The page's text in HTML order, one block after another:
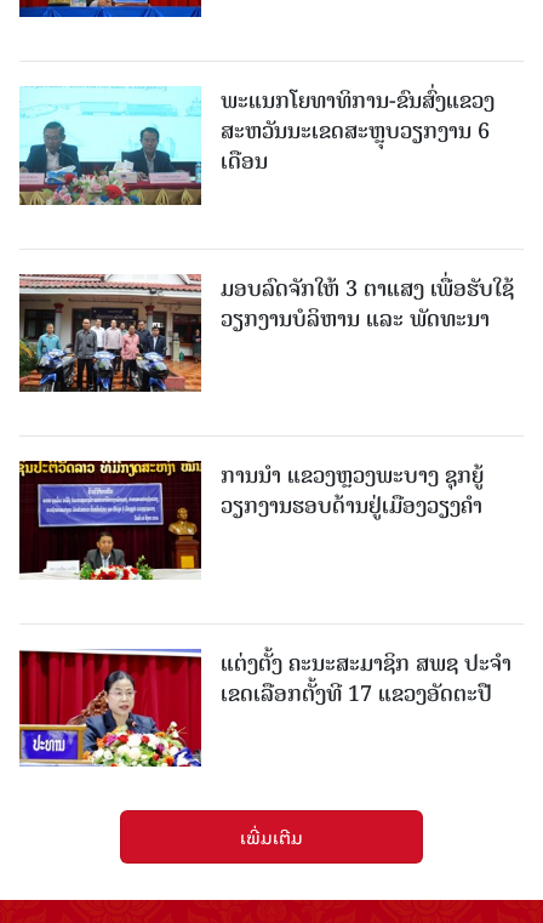
ພະແນກໂຍທາທິການ-ຂົນສົ່ງແຂວງ
ສະຫວັນນະເຂດສະຫຼຸບວຽກງານ 6
ເດືອນ
ມອບລົດຈັກໃຫ້ 3 ຕາແສງ ເພື່ອຮັບໃຊ້
ວຽກງານບໍລິຫານ ແລະ ພັດທະນາ
ການນຳ ແຂວງຫຼວງພະບາງ ຊຸກຍູ້
ວຽກງານຮອບດ້ານຢູ່ເມືອງວຽງຄໍາ
ແຕ່ງຕັ້ງ ຄະນະສະມາຊິກ ສພຊ ປະຈຳ
ເຂດເລືອກຕັ້ງທີ 17 ແຂວງອັດຕະປື
ເພີ່ມເຕີມ